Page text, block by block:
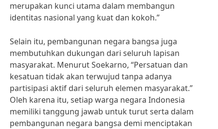
merupakan kunci utama dalam membangun
identitas nasional yang kuat dan kokoh.”
Selain itu, pembangunan negara bangsa juga
membutuhkan dukungan dari seluruh lapisan
masyarakat. Menurut Soekarno, “Persatuan dan
kesatuan tidak akan terwujud tanpa adanya
partisipasi aktif dari seluruh elemen masyarakat.”
Oleh karena itu, setiap warga negara Indonesia
memiliki tanggung jawab untuk turut serta dalam
pembangunan negara bangsa demi menciptakan